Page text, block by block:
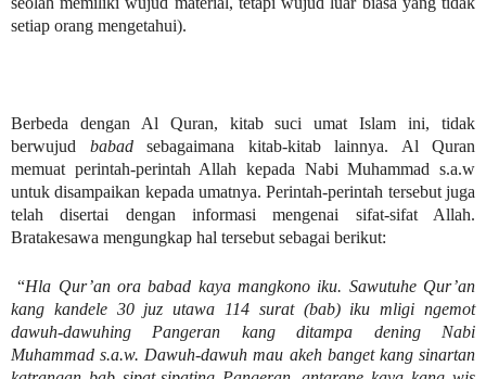
setiap orang mengetahui).
Berbeda dengan Al Quran, kitab suci umat Islam ini, tidak
berwujud babadsebagaimana kitab-kitab lainnya. Al Quran
memuat perintah-perintah Allah kepada Nabi Muhammad s.a.w
untuk disampaikan kepada umatnya. Perintah-perintah tersebut juga
telah disertai dengan informasi mengenai sifat-sifat Allah.
Bratakesawa mengungkap hal tersebut sebagai berikut:
“Hla Qur’an ora babad kaya mangkono iku. Sawutuhe Qur’an
kang kandele 30 juz utawa 114 surat (bab) iku mligi ngemot
dawuh-dawuhing Pangeran kang ditampa dening Nabi
Muhammad s.a.w. Dawuh-dawuh mau akeh banget kang sinartan